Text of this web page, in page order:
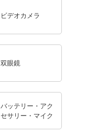
ビデオカメラ
双眼鏡
バッテリー・アク
セサリー・マイク